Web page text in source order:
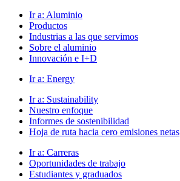
Ir a: Aluminio
Productos
Industrias a las que servimos
Sobre el aluminio
Innovación e I+D
Ir a: Energy
Ir a: Sustainability
Nuestro enfoque
Informes de sostenibilidad
Hoja de ruta hacia cero emisiones netas
Ir a: Carreras
Oportunidades de trabajo
Estudiantes y graduados